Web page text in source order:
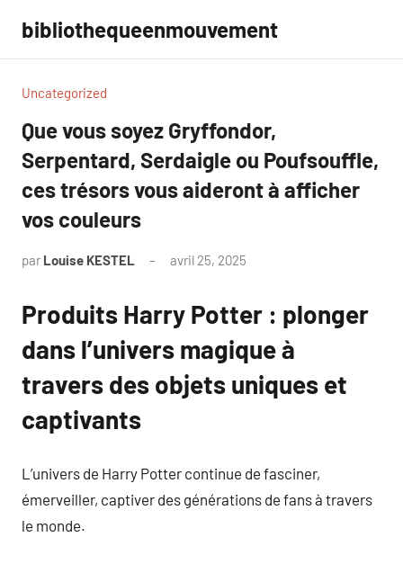
contenu
bibliothequeenmouvement
Uncategorized
Que vous soyez Gryffondor,
Serpentard, Serdaigle ou Poufsouffle,
ces trésors vous aideront à afficher
vos couleurs
par Louise KESTEL avril 25, 2025
Produits Harry Potter : plonger
dans l’univers magique à
travers des objets uniques et
captivants
L’univers de Harry Potter continue de fasciner,
émerveiller, captiver des générations de fans à travers
le monde.